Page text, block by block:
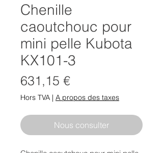
Chenille
caoutchouc pour
mini pelle Kubota
KX101-3
631,15 €Prix
Hors TVA | A propos des taxes
Nous consulter